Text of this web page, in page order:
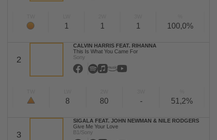
1 1 1 100,0%
2
CALVIN HARRIS FEAT. RIHANNA
This Is What You Came For
Sony
8 80 - 51,2%
3
SIGALA FEAT. JOHN NEWMAN & NILE RODGERS
Give Me Your Love
B1/Sony